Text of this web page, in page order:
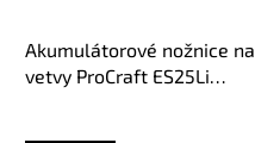
Akumulátorové nožnice na
vetvy ProCraft ES25Li